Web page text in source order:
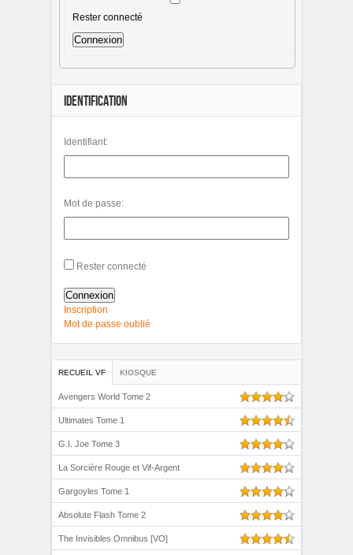
Rester connecté
Connexion
IDENTIFICATION
Identifiant:
Mot de passe:
Rester connecté
Connexion
Inscription
Mot de passe oublié
RECUEIL VF KIOSQUE
Avengers World Tome 2
Ultimates Tome 1
G.I. Joe Tome 3
La Sorcière Rouge et Vif-Argent
Gargoyles Tome 1
Absolute Flash Tome 2
The Invisibles Omnibus [VO]